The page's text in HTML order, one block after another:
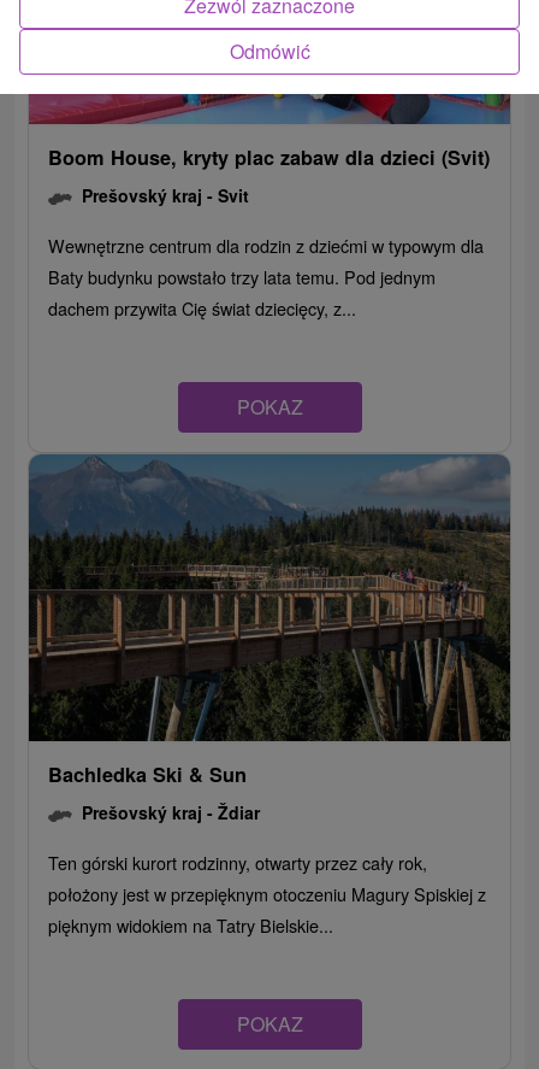
Boom House, kryty plac zabaw dla dzieci (Svit)
Prešovský kraj -Svit
Wewnętrzne centrum dla rodzin z dziećmi w typowym dla
Baty budynku powstało trzy lata temu. Pod jednym
dachem przywita Cię świat dziecięcy, z...
POKAZ
Bachledka Ski & Sun
Prešovský kraj -Ždiar
Ten górski kurort rodzinny, otwarty przez cały rok,
położony jest w przepięknym otoczeniu Magury Spiskiej z
pięknym widokiem na Tatry Bielskie...
POKAZ
Odmówić